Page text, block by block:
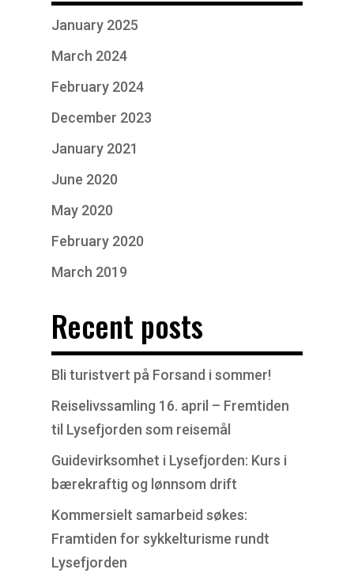
January 2025
March 2024
February 2024
December 2023
January 2021
June 2020
May 2020
February 2020
March 2019
Recent posts
Bli turistvert på Forsand i sommer!
Reiselivssamling 16. april – Fremtiden
til Lysefjorden som reisemål
Guidevirksomhet i Lysefjorden: Kurs i
bærekraftig og lønnsom drift
Kommersielt samarbeid søkes:
Framtiden for sykkelturisme rundt
Lysefjorden